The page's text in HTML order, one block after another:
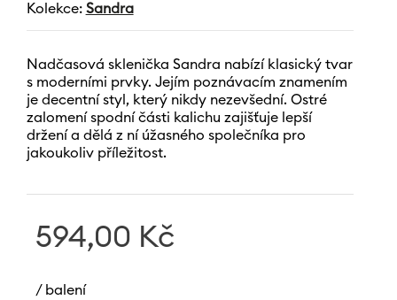
Kolekce: Sandra
Nadčasová sklenička Sandra nabízí klasický tvar
s moderními prvky. Jejím poznávacím znamením
je decentní styl, který nikdy nezevšední. Ostré
zalomení spodní části kalichu zajišťuje lepší
držení a dělá z ní úžasného společníka pro
jakoukoliv příležitost.
594,00 Kč
/ balení